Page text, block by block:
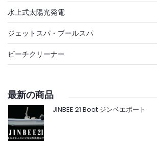
水上式太陽光発電
ジェットスパ・プールスパ
ビーチクリーナー
最新の商品
JINBEE 21 Boat ジンベエボート